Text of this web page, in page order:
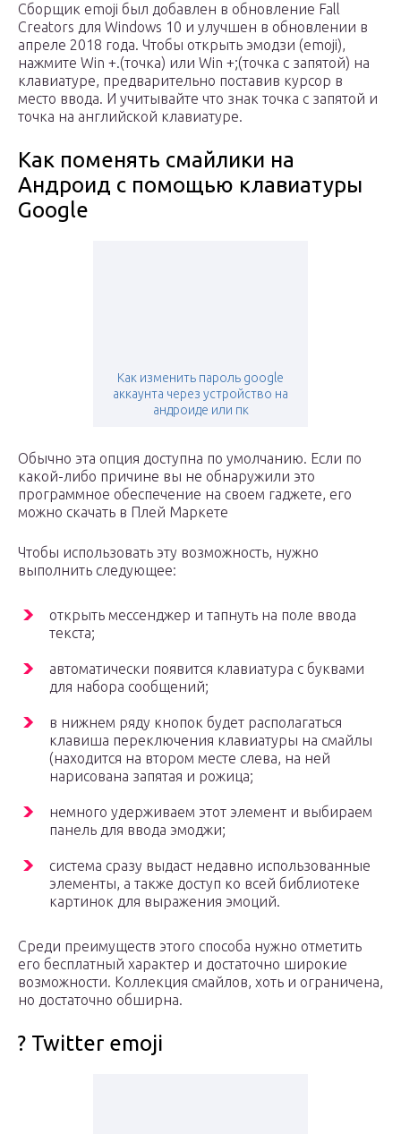
Сборщик emoji был добавлен в обновление Fall
Creators для Windows 10 и улучшен в обновлении в
апреле 2018 года. Чтобы открыть эмодзи (emoji),
нажмите Win +.(точка) или Win +;(точка с запятой) на
клавиатуре, предварительно поставив курсор в
место ввода. И учитывайте что знак точка с запятой и
точка на английской клавиатуре.
Как поменять смайлики на
Андроид с помощью клавиатуры
Google
Как изменить пароль google
аккаунта через устройство на
андроиде или пк
Обычно эта опция доступна по умолчанию. Если по
какой-либо причине вы не обнаружили это
программное обеспечение на своем гаджете, его
можно скачать в Плей Маркете
Чтобы использовать эту возможность, нужно
выполнить следующее:
открыть мессенджер и тапнуть на поле ввода
текста;
автоматически появится клавиатура с буквами
для набора сообщений;
в нижнем ряду кнопок будет располагаться
клавиша переключения клавиатуры на смайлы
(находится на втором месте слева, на ней
нарисована запятая и рожица;
немного удерживаем этот элемент и выбираем
панель для ввода эмоджи;
система сразу выдаст недавно использованные
элементы, а также доступ ко всей библиотеке
картинок для выражения эмоций.
Среди преимуществ этого способа нужно отметить
его бесплатный характер и достаточно широкие
возможности. Коллекция смайлов, хоть и ограничена,
но достаточно обширна.
? Twitter emoji